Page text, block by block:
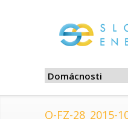
Q-FZ-28_2015-